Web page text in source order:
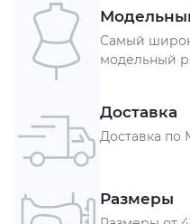
Самый
модельный
Доставка
Доставка по
Размеры